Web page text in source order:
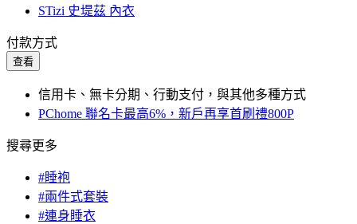
STizi 史堤茲 內衣
付款方式
查看
信用卡、無卡分期、行動支付，與其他多種方式
PChome 聯名卡最高6%，新戶再享首刷禮800P
搜尋更多
#睡袍
#兩件式套裝
#連身睡衣